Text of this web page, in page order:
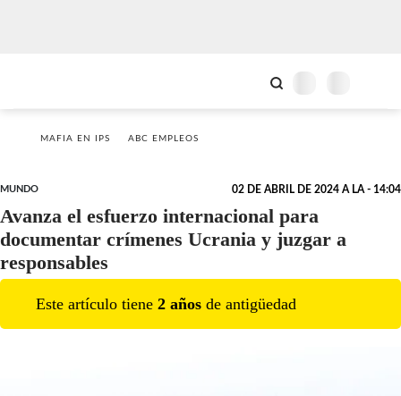
MAFIA EN IPS ABC EMPLEOS
MUNDO 02 DE ABRIL DE 2024 A LA - 14:04
Avanza el esfuerzo internacional para
documentar crímenes Ucrania y juzgar a
responsables
Este artículo tiene 2 años de antigüedad